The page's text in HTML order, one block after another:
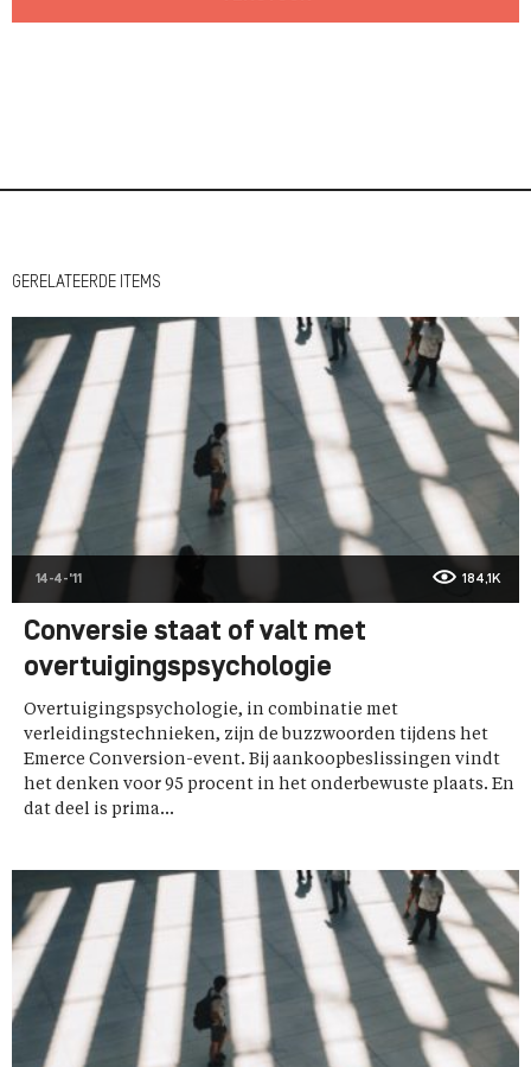
GERELATEERDE ITEMS
14-4-'11 184,1K
Conversie staat of valt met
overtuigingspsychologie
Overtuigingspsychologie, in combinatie met
verleidingstechnieken, zijn de buzzwoorden tijdens het
Emerce Conversion-event. Bij aankoopbeslissingen vindt
het denken voor 95 procent in het onderbewuste plaats. En
dat deel is prima...